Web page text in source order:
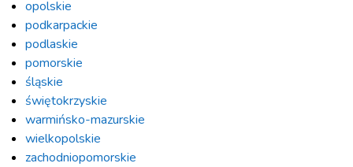
opolskie
podkarpackie
podlaskie
pomorskie
śląskie
świętokrzyskie
warmińsko-mazurskie
wielkopolskie
zachodniopomorskie